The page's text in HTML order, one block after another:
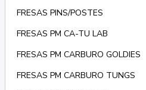
FRESAS PINS/POSTES
FRESAS PM CA-TU LAB
FRESAS PM CARBURO GOLDIES
FRESAS PM CARBURO TUNGS